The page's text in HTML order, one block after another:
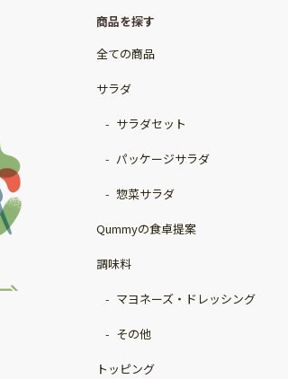
商品を探す
全ての商品
サラダ
サラダセット
パッケージサラダ
惣菜サラダ
Qummyの食卓提案
調味料
マヨネーズ・ドレッシング
その他
トッピング